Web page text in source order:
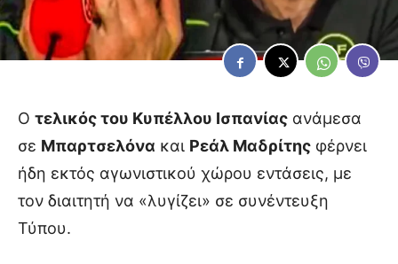
Ο τελικός του Κυπέλλου Ισπανίας ανάμεσα
σε Μπαρτσελόνα και Ρεάλ Μαδρίτης φέρνει
ήδη εκτός αγωνιστικού χώρου εντάσεις, με
τον διαιτητή να «λυγίζει» σε συνέντευξη
Τύπου.